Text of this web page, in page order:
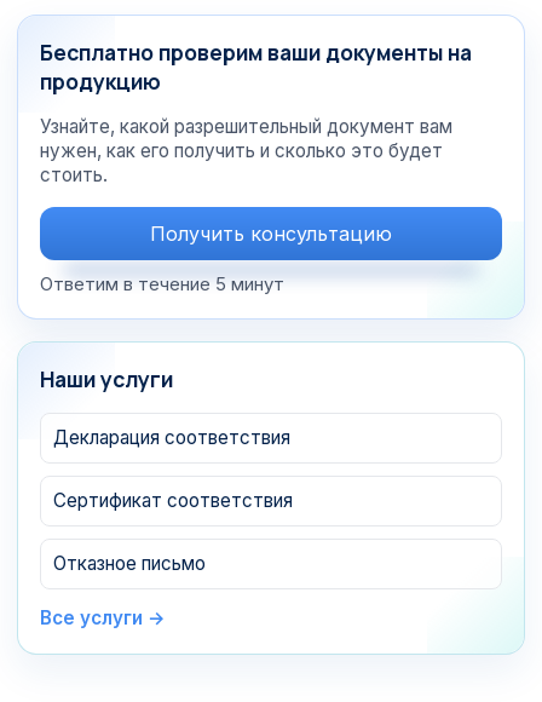
Бесплатно проверим ваши документы на
продукцию
Узнайте, какой разрешительный документ вам
нужен, как его получить и сколько это будет
стоить.
Получить консультацию
Ответим в течение 5 минут
Наши услуги
Декларация соответствия
Сертификат соответствия
Отказное письмо
Все услуги →